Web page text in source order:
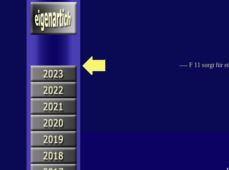
---- F 11 sorgt für